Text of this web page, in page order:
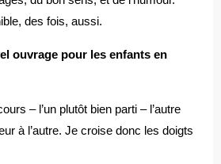
des fois, aussi.
ouvrage pour les enfants en
– l’un plutôt bien parti – l’autre
à l’autre. Je croise donc les doigts